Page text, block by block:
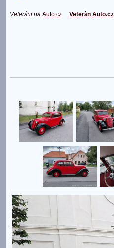
Veteráni na Auto.cz: Veterán Auto.cz